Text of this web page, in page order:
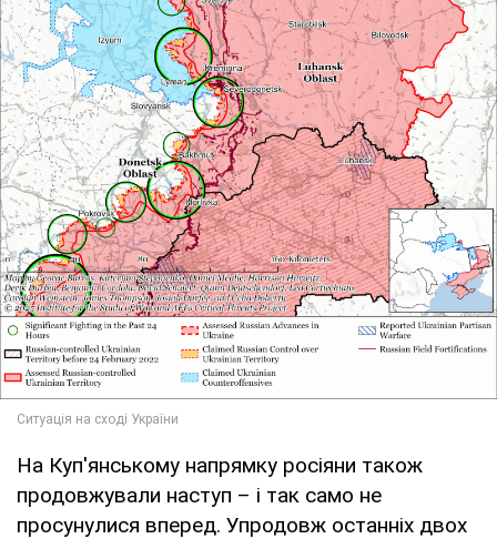
На Куп'янському напрямку росіяни також
продовжували наступ – і так само не
просунулися вперед. Упродовж останніх двох